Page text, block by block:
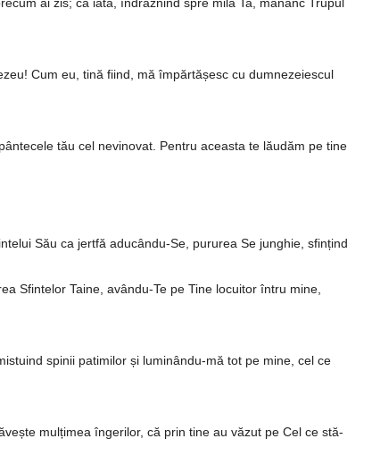
ai zis; că iată, în­drăz­nind spre mila Ta, mănânc Trupul
Cum eu, tină fiind, mă împărtășesc cu dumne­zeies­cul
tău cel nevinovat. Pen­tru aceasta te lăudăm pe tine
Său ca jertfă adu­cându-Se, puru­rea Se jun­ghie, sfin­țind
Sfintelor Taine, avându-Te pe Tine locuitor întru mine,
spinii pati­mi­lor și lu­mi­nân­du-mă tot pe mine, cel ce
mulțimea îngerilor, că prin tine au văzut pe Cel ce stă­